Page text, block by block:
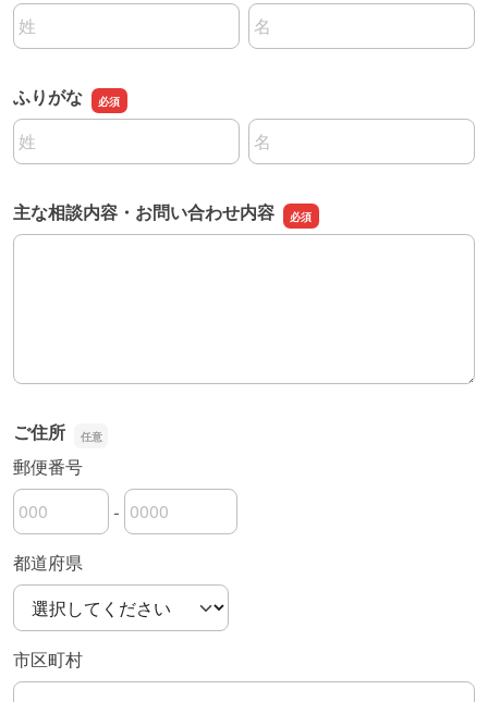
名前の姓
名前の名
ふりがな
名前の姓
名前の名
主な相談内容・お問い合わせ内容
主な相談内容・お問い合わせ内容
ご住所
郵便番号
郵便番号の上3桁
-
郵便番号の下4桁
都道府県
市区町村